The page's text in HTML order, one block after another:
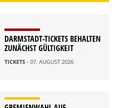
DARMSTADT-TICKETS BEHALTEN
ZUNÄCHST GÜLTIGKEIT
TICKETS - 07. AUGUST 2026